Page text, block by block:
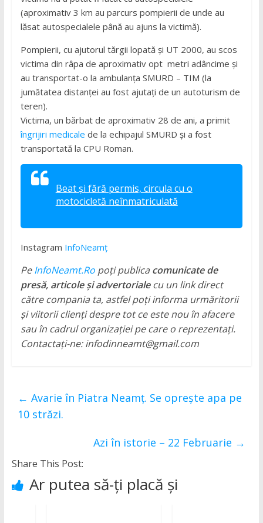
(aproximativ 3 km au parcurs pompierii de unde au
lăsat autospecialele până au ajuns la victimă).
Pompierii, cu ajutorul tărgii lopată și UT 2000, au scos
victima din râpa de aproximativ opt metri adâncime și
au transportat-o la ambulanța SMURD – TIM (la
jumătatea distanței au fost ajutați de un autoturism de
teren).
Victima, un bărbat de aproximativ 28 de ani, a primit
îngrijiri medicale de la echipajul SMURD și a fost
transportată la CPU Roman.
Beat şi fără permis, circula cu o
motocicletă neînmatriculată
Instagram InfoNeamț
PeInfoNeamt.Ropoți publica comunicate de
presă, articole și advertorialecu un link direct
către compania ta, astfel poți informa urmăritorii
și viitorii clienți despre tot ce este nou în afacere
sau în cadrul organizației pe care o reprezentați.
Contactați-ne: infodinneamt@gmail.com
← Avarie în Piatra Neamț. Se oprește apa pe
10 străzi.
Azi în istorie – 22 Februarie →
Share This Post:
Ar putea să-ți placă și